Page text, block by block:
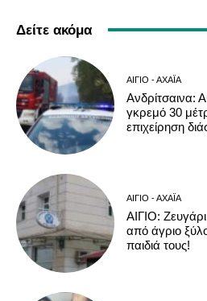
Δείτε ακόμα
ΑΊΓΙΟ - ΑΧΑΪ́Α
Ανδρίτσαινα:
γκρεμό 30
επιχείρηση
ΑΊΓΙΟ - ΑΧΑΪ́Α
ΑΙΓΙΟ:
από άγριο
παιδιά τους!